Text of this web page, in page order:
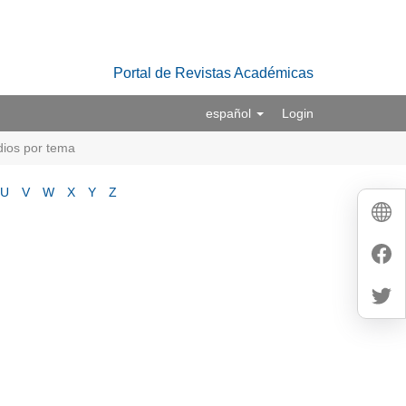
Portal de Revistas Académicas
español Login
por tema
U V W X Y Z